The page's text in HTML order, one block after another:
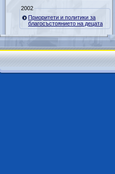
2002
Приоритети и политики за
благосъстоянието на децата